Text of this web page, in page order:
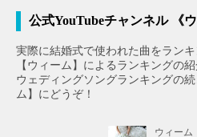
公式YouTubeチャンネル 《
実際に結婚式で使われた曲をラン
【ウィーム】によるランキングの紹
ウェディングソングランキングの
ム】にどうぞ！